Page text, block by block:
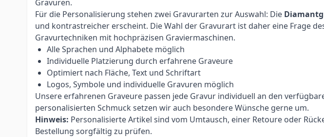
Gravuren.
Für die Personalisierung stehen zwei Gravurarten zur Auswahl: Die
und kontrastreicher erscheint. Die Wahl der Gravurart ist daher eine Frage
Gravurtechniken mit hochpräzisen Graviermaschinen.
Alle Sprachen und Alphabete möglich
Individuelle Platzierung durch erfahrene Graveure
Optimiert nach Fläche, Text und Schriftart
Logos, Symbole und individuelle Gravuren möglich
Unsere erfahrenen Graveure passen jede Gravur individuell an den
personalisierten Schmuck setzen wir auch besondere Wünsche gerne um.
Hinweis: Personalisierte Artikel sind vom Umtausch, einer Retoure oder
Bestellung sorgfältig zu prüfen.